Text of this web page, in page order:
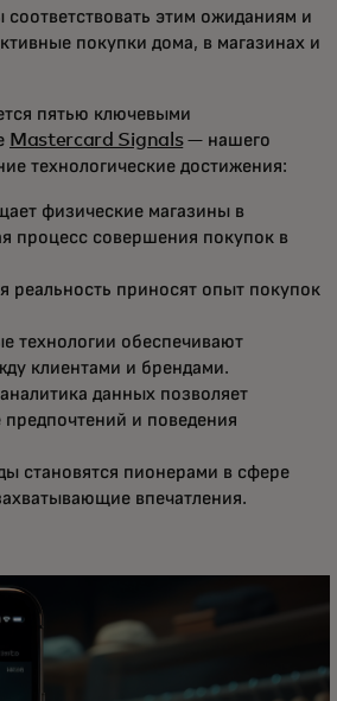
этим ожиданиям и
покупки дома, в магазинах и
пятью ключевыми
Mastercard Signals— нашего
технологические достижения:
физические магазины в
процесс совершения покупок в
реальность приносят опыт покупок
технологии обеспечивают
клиентами и брендами.
данных позволяет
и поведения
становятся пионерами в сфере
впечатления.